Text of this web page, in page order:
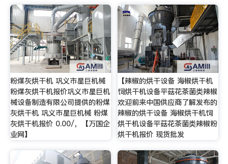
粉煤灰烘干机 巩义市星巨机械
粉煤灰烘干机报价巩义市星巨机
械设备制造有限公司提供的粉煤
灰烘干机 巩义市星巨机械 粉煤
灰烘干机报价 0.00/，【万国企
业网】
【辣椒的烘干设备 海椒烘干机
饲烘干机设备平菇花茶菌类辣椒
欢迎前来中国供应商了解发布的
辣椒的烘干设备 海椒烘干机饲
烘干机设备平菇花茶菌类辣椒粉
烘干机报价 现货批发